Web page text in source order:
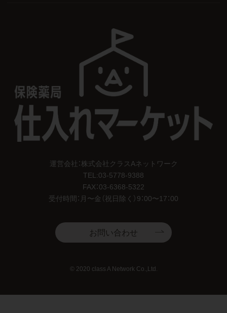
運営会社：株式会社クラスAネットワーク
TEL:03-5778-9388
FAX：03-6368-5322
受付時間：月〜金（祝日除く）9：00〜17：00
お問い合わせ
© 2020 class A Network Co.,Ltd.